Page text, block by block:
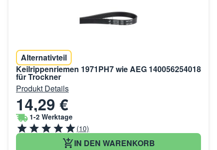
Alternativteil
Keilrippenriemen 1971PH7 wie AEG 140056254018
für Trockner
Produkt Details
14,29 €
1-2 Werktage
(10)
IN DEN WARENKORB